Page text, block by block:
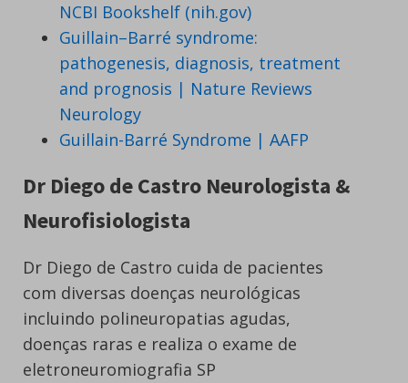
NCBI Bookshelf (nih.gov)
Guillain–Barré syndrome:
pathogenesis, diagnosis, treatment
and prognosis | Nature Reviews
Neurology
Guillain-Barré Syndrome | AAFP
Dr Diego de Castro Neurologista &
Neurofisiologista
Dr Diego de Castro cuida de pacientes
com diversas doenças neurológicas
incluindo polineuropatias agudas,
doenças raras e realiza o exame de
eletroneuromiografia SP